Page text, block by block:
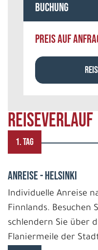
REISEVERLAUF
1. TAG
ANREISE - HELSINKI
Individuelle Anreise
Finnlands. Besuchen
schlendern Sie über
Flaniermeile der
Buchung
PREIS AUF